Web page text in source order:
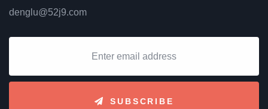
denglu@52j9.com
SUBSCRIBE